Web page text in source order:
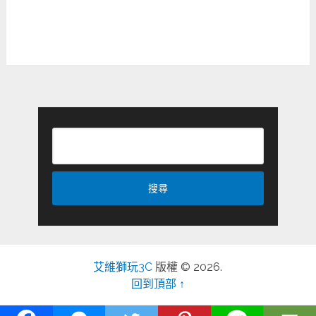
艾維獅玩3C 版權 © 2026.
回到頂部 ↑